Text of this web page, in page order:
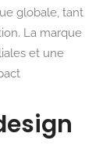
globale, tant
La marque
et une